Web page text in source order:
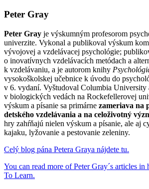
Peter Gray
Peter Gray je výskumným profesorom
univerzite. Vykonal a publikoval výskum
vývojovej a vzdelávacej psychológie;
o inovatívnych vzdelávacích metódach a
k vzdelávaniu, a je autorom knihy
vysokoškolskej učebnice k úvodu do
v 6. vydaní. Vyštudoval Columbia University
v biologických vedách na Rockefellerovej
výskum a písanie sa primárne zameriava na
detského vzdelávania a na celoživotný
hry zahŕňajú nielen výskum a písanie, ale aj
kajaku, lyžovanie a pestovanie zeleniny.
Celý blog pána Petera Graya nájdete tu.
You can read more of Peter Gray´s articles in
To Learn.